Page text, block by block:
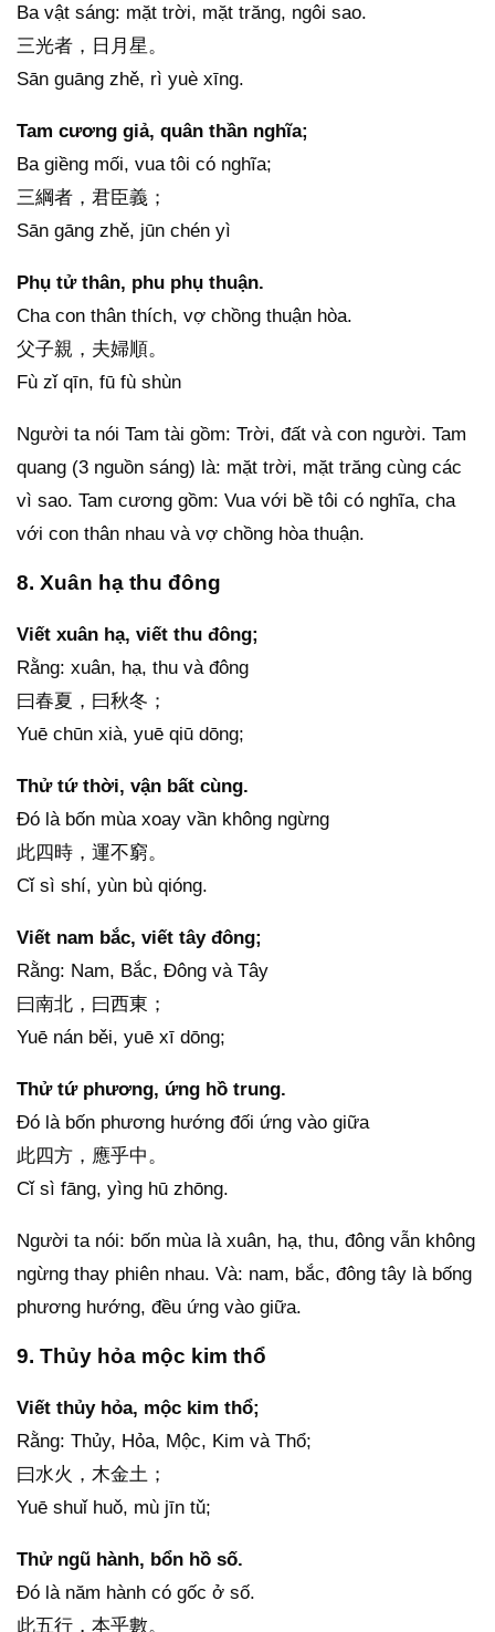
Ba vật sáng: mặt trời, mặt trăng, ngôi sao.
三光者，日月星。
Sān guāng zhě, rì yuè xīng.
Tam cương giả, quân thần nghĩa;
Ba giềng mối, vua tôi có nghĩa;
三綱者，君臣義；
Sān gāng zhě, jūn chén yì
Phụ tử thân, phu phụ thuận.
Cha con thân thích, vợ chồng thuận hòa.
父子親，夫婦順。
Fù zǐ qīn, fū fù shùn
Người ta nói Tam tài gồm: Trời, đất và con người. Tam
quang (3 nguồn sáng) là: mặt trời, mặt trăng cùng các
vì sao. Tam cương gồm: Vua với bề tôi có nghĩa, cha
với con thân nhau và vợ chồng hòa thuận.
8. Xuân hạ thu đông
Viết xuân hạ, viết thu đông;
Rằng: xuân, hạ, thu và đông
曰春夏，曰秋冬；
Yuē chūn xià, yuē qiū dōng;
Thử tứ thời, vận bất cùng.
Đó là bốn mùa xoay vần không ngừng
此四時，運不窮。
Cǐ sì shí, yùn bù qióng.
Viết nam bắc, viết tây đông;
Rằng: Nam, Bắc, Đông và Tây
曰南北，曰西東；
Yuē nán běi, yuē xī dōng;
Thử tứ phương, ứng hồ trung.
Đó là bốn phương hướng đối ứng vào giữa
此四方，應乎中。
Cǐ sì fāng, yìng hū zhōng.
Người ta nói: bốn mùa là xuân, hạ, thu, đông vẫn không
ngừng thay phiên nhau. Và: nam, bắc, đông tây là bống
phương hướng, đều ứng vào giữa.
9. Thủy hỏa mộc kim thổ
Viết thủy hỏa, mộc kim thổ;
Rằng: Thủy, Hỏa, Mộc, Kim và Thổ;
曰水火，木金土；
Yuē shuǐ huǒ, mù jīn tǔ;
Thử ngũ hành, bổn hồ số.
Đó là năm hành có gốc ở số.
此五行，本乎數。